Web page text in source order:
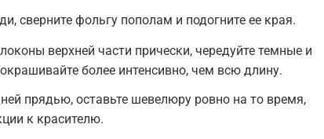
сверните фольгу пополам и подогните ее края.
верхней части прически, чередуйте темные и
более интенсивно, чем всю длину.
прядью, оставьте шевелюру ровно на то время,
к красителю.